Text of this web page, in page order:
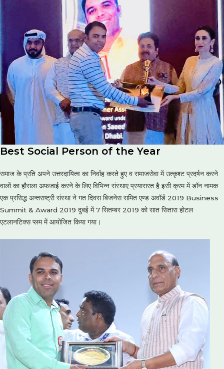
Best Social Person of the Year
समाज के प्रति अपने उत्तरदायित्व का निर्वाह करते हुए व समाजसेवा में उत्कृश्ट प्रदर्षन करने
वालों का हौसला अफजाई करने के लिए विभिन्न संस्थाए प्रयासरत है इसी क्रम में डॉन नामक
एक प्रसिद्ध अन्तराष्ट्री संस्था ने गत दिवस बिजनेस समित एण्ड अवॉर्ड 2019 Business
Summit & Award 2019 दुबई में 7 सितम्बर 2019 को सात सितारा होटल
एटलानटिक्स प्लम में आयोजित किया गया।